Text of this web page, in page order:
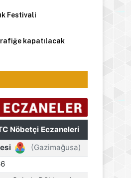
Festivali
kapatılacak